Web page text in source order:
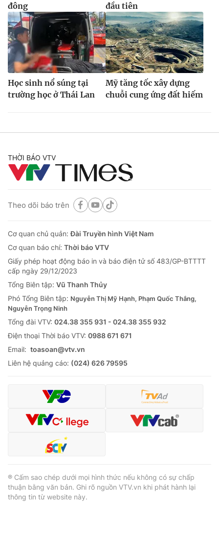
đông
đầu tiên
Học sinh nổ súng tại
trường học ở Thái Lan
Mỹ tăng tốc xây dựng
chuỗi cung ứng đất hiếm
THỜI BÁO VTV
Theo dõi báo trên
Cơ quan chủ quản:Đài Truyền hình Việt Nam
Cơ quan báo chí: Thời báo VTV
Giấy phép hoạt động báo in và báo điện tử số 483/GP-BTTTT
cấp ngày 29/12/2023
Tổng Biên tập: Vũ Thanh Thủy
Phó Tổng Biên tập: Nguyễn Thị Mỹ Hạnh, Phạm Quốc Thắng,
Nguyễn Trọng Ninh
Tổng đài VTV: 024.38 355 931 - 024.38 355 932
Ðiện thoại Thời báo VTV: 0988 671 671
Email: toasoan@vtv.vn
Liên hệ quảng cáo: (024) 626 79595
® Cấm sao chép dưới mọi hình thức nếu không có sự chấp
thuận bằng văn bản. Ghi rõ nguồn VTV.vn khi phát hành lại
thông tin từ website này.